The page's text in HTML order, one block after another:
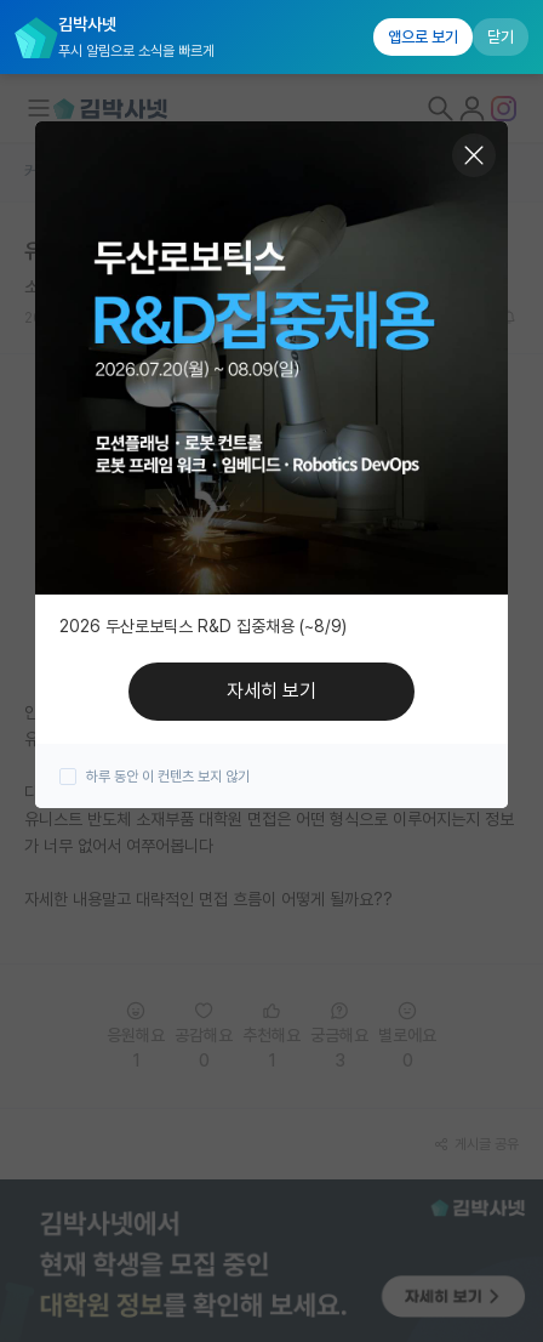
김박사넷
푸시 알림으로 소식을 빠르게
앱으로 보기 닫기
국내대학원 정보
연구실&오픈랩
커뮤니티
커뮤니티 홈
전체글보기
베스트 게시판
IF 명예의전당
자유 게시판(아무개랩)
미국 유학 게시판
미국 대학원 합격 후기 게시판
대학원 합격 후기 게시판
연구실(PI) 홍보 게시판
인문사회 계열 게시판
특수/전문대학원 게시판
반도체/AI 게시판
장학금/장학생 게시판
커뮤니티 홈
유니스트 반도체 소자부품 대학원
소심한 헤르만 헤세
1 1701
안녕하세요
유니스트 반도체 소재부품 대학원 준비중인 학생입니다
다름이아니라
유니스트 반도체 소재부품 대학원 면접은 어떤 형식으로 이루어지는지 정보
가 너무 없어서 여쭈어봅니다
자세한 내용말고 대략적인 면접 흐름이 어떻게 될까요??
2026 두산로보틱스 R&D 집중채용 (~8/9)
자세히 보기
하루 동안 이 컨텐츠 보지 않기